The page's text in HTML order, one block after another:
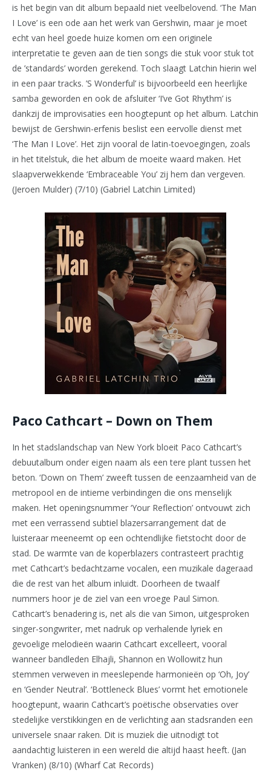
is het begin van dit album bepaald niet veelbelovend. ‘The Man
I Love’ is een ode aan het werk van Gershwin, maar je moet
echt van heel goede huize komen om een originele
interpretatie te geven aan de tien songs die stuk voor stuk tot
de ’standards’ worden gerekend. Toch slaagt Latchin hierin wel
in een paar tracks. ’S Wonderful’ is bijvoorbeeld een heerlijke
samba geworden en ook de afsluiter ‘I’ve Got Rhythm’ is
dankzij de improvisaties een hoogtepunt op het album. Latchin
bewijst de Gershwin-erfenis beslist een eervolle dienst met
‘The Man I Love’. Het zijn vooral de latin-toevoegingen, zoals
in het titelstuk, die het album de moeite waard maken. Het
slaapverwekkende ‘Embraceable You’ zij hem dan vergeven.
(Jeroen Mulder) (7/10) (Gabriel Latchin Limited)
Paco Cathcart – Down on Them
In het stadslandschap van New York bloeit Paco Cathcart’s
debuutalbum onder eigen naam als een tere plant tussen het
beton. ‘Down on Them’ zweeft tussen de eenzaamheid van de
metropool en de intieme verbindingen die ons menselijk
maken. Het openingsnummer ‘Your Reflection’ ontvouwt zich
met een verrassend subtiel blazersarrangement dat de
luisteraar meeneemt op een ochtendlijke fietstocht door de
stad. De warmte van de koperblazers contrasteert prachtig
met Cathcart’s bedachtzame vocalen, een muzikale dageraad
die de rest van het album inluidt. Doorheen de twaalf
nummers hoor je de ziel van een vroege Paul Simon.
Cathcart’s benadering is, net als die van Simon, uitgesproken
singer-songwriter, met nadruk op verhalende lyriek en
gevoelige melodieën waarin Cathcart excelleert, vooral
wanneer bandleden Elhajli, Shannon en Wollowitz hun
stemmen verweven in meeslepende harmonieën op ‘Oh, Joy’
en ‘Gender Neutral’. ‘Bottleneck Blues’ vormt het emotionele
hoogtepunt, waarin Cathcart’s poëtische observaties over
stedelijke verstikkingen en de verlichting aan stadsranden een
universele snaar raken. Dit is muziek die uitnodigt tot
aandachtig luisteren in een wereld die altijd haast heeft. (Jan
Vranken) (8/10) (Wharf Cat Records)